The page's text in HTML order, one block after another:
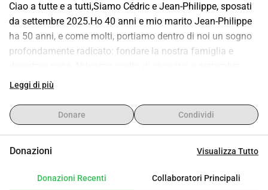
Ciao a tutte e a tutti,Siamo Cédric e Jean-Philippe, sposati
da settembre 2025.Ho 40 anni e mio marito Jean-Philippe
ha 50 anni, e come molti, portiamo dentro di noi un sogno
profondamente radicato: fondare la nostra famiglia e
2025 non solo per amore, ma anche per motivi
un desiderio che ci sta particolarmente a cuore: che tutti e
tre, compreso il nostro futuro bambino, possiamo portare lo
famiglia.Da diversi anni, riflettiamo, ci informiamo,
progetto di vita così caro ai nostri cuori.Il nostro progetto di
Leggi di più
Donare Condividi
Donazioni Visualizza Tutto
Donazioni Recenti Collaboratori Principali